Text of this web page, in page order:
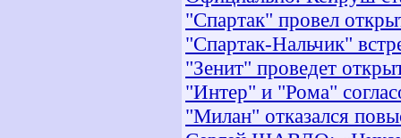
"Спартак" провел
"Спартак-Нальчик"
"Зенит" проведет
"Интер" и "Рома"
"Милан" отказался